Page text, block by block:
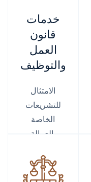
خدمات
قانون
العمل
والتوظيف
الامتثال
للتشريعات
الخاصة
بالعمالة